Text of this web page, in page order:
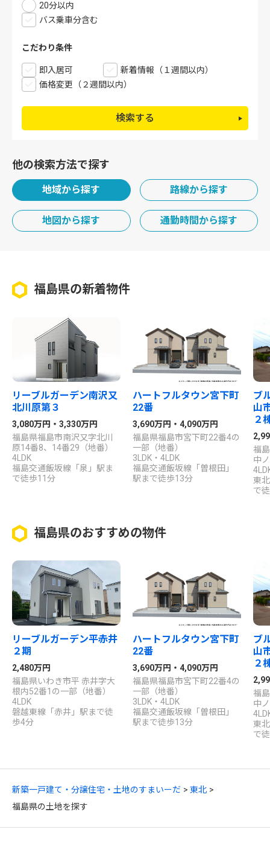
新築一戸建て・分譲住宅・土地のすまいーだ
東北
福島県の土地を探す
20分以内
バス乗車分含む
こだわり条件
即入居可
新着情報（１週間以内）
価格変更（２週間以内）
検索する
他の検索方法で探す
地域から探す 路線から探す
地図から探す 通勤時間から探す
福島県の新着物件
リーブルガーデン南沢又
北川原第３
3,080万円・3,330万円
福島県福島市南沢又字北川
原14番8、14番29（地番）
4LDK
福島交通飯坂線「泉」駅ま
で徒歩11分
ハートフルタウン宮下町
22番
3,690万円・4,090万円
福島県福島市宮下町22番4の
一部（地番）
3LDK・4LDK
福島交通飯坂線「曽根田」
駅まで徒歩13分
ブ
山
２
福
中
東
で
福島県のおすすめの物件
リーブルガーデン平赤井
２期
2,480万円
福島県いわき市平 赤井字大
根内52番1の一部（地番）
4LDK
磐越東線「赤井」駅まで徒
歩4分
ハートフルタウン宮下町
22番
3,690万円・4,090万円
福島県福島市宮下町22番4の
一部（地番）
3LDK・4LDK
福島交通飯坂線「曽根田」
駅まで徒歩13分
ブ
山
２
福
中
東
で